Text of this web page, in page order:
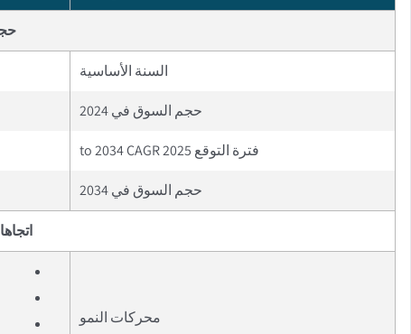
السنة الأساسية
حجم السوق في 2024
فترة التوقع 2025 to 2034 CAGR
حجم السوق في 2034
محركات النمو